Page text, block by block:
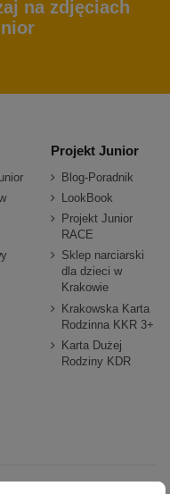
na zdjęciach
Projekt Junior
Blog-Poradnik
LookBook
Projekt Junior
RACE
Sklep narciarski
dla dzieci w
Krakowie
Krakowska Karta
Rodzinna KKR 3+
Karta Dużej
Rodziny KDR